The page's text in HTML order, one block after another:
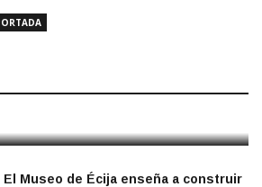
personas por robar en
Luisiana
El Museo de Écija enseña a construir